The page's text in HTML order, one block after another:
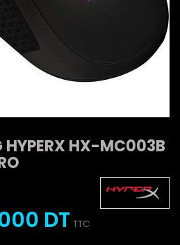
HYPERX HX-MC003B
DT TTC